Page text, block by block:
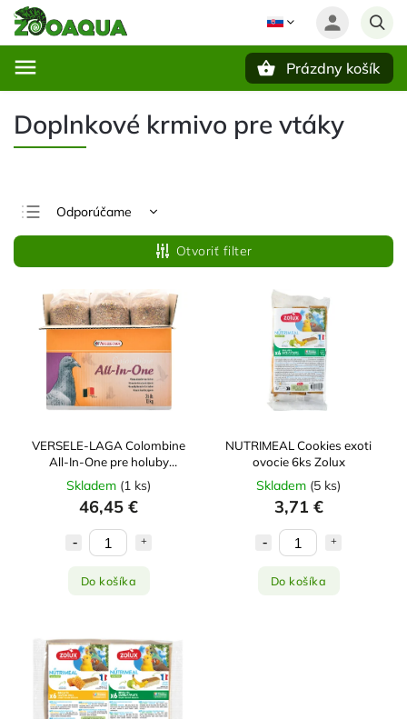
Prázdny košík
Doplnkové krmivo pre vtáky
Odporúčame
Najlacnejšie
Najdrahšie
Najpredávanejšie
Abecedne
Otvoriť filter
VERSELE-LAGA Colombine
All-In-One pre holuby
(3x4kg) 12kg
Skladem (1 ks)
46,45 €
Do košíka
NUTRIMEAL Cookies exoti
ovocie 6ks Zolux
Skladem (5 ks)
3,71 €
Do košíka